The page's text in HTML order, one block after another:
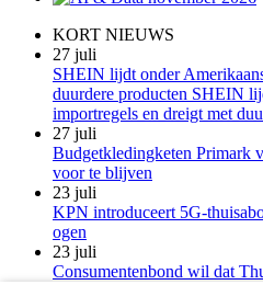
KORT NIEUWS
27 juli
SHEIN lijdt onder
duurdere producten SHEIN
importregels en dreigt met
27 juli
Budgetkledingketen Primark
voor te blijven
23 juli
KPN introduceert 5G-
ogen
23 juli
Consumentenbond wil dat